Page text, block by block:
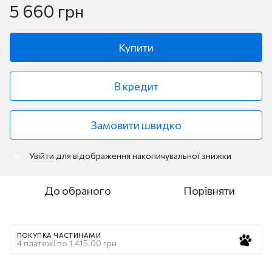
5 660 грн
Купити
В кредит
Замовити швидко
Увійти для відображення накопичувальної знижки
До обраного Порівняти
ПОКУПКА ЧАСТИНАМИ
4 платежі по 1 415.00 грн